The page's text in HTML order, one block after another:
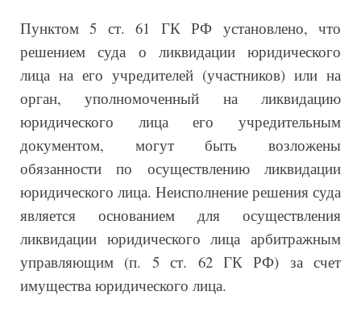
Пунктом 5 ст. 61 ГК РФ установлено, что
решением суда о ликвидации юридического
лица на его учредителей (участников) или на
орган, уполномоченный на ликвидацию
юридического лица его учредительным
документом, могут быть возложены
обязанности по осуществлению ликвидации
юридического лица. Неисполнение решения суда
является основанием для осуществления
ликвидации юридического лица арбитражным
управляющим (п. 5 ст. 62 ГК РФ) за счет
имущества юридического лица.